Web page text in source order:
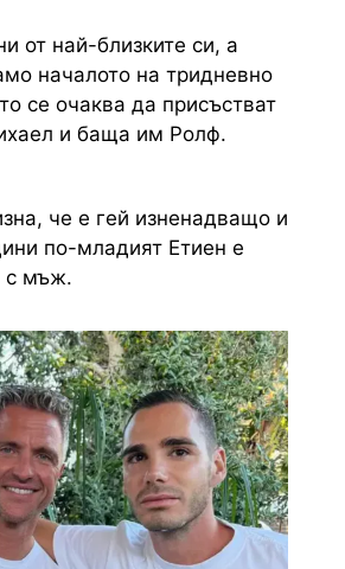
от най-близките си, а
началото на тридневно
се очаква да присъстват
и баща им Ролф.
че е гей изненадващо и
по-младият Етиен е
с мъж.